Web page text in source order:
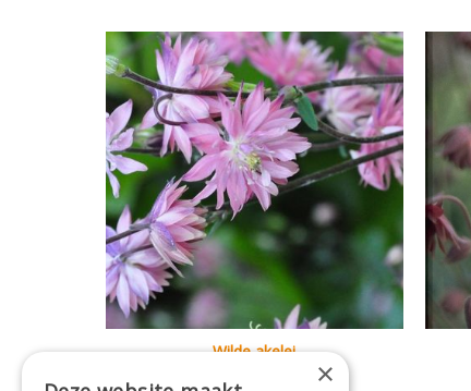
Wilde akelei
Aquilegia vulgaris 'Plena'
×